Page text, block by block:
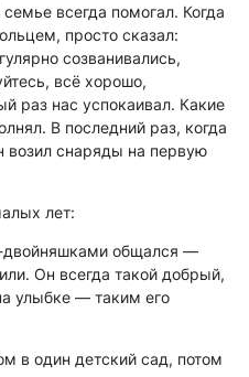
всегда помогал. Когда
просто сказал:
созванивались,
всё хорошо,
раз нас успокаивал. Какие
В последний раз, когда
возил снаряды на первую
лет:
общался —
Он всегда такой добрый,
улыбке — таким его
в один детский сад, потом